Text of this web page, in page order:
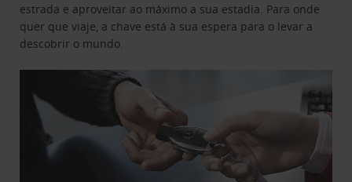
estrada e aproveitar ao máximo a sua estadia. Para onde
quer que viaje, a chave está à sua espera para o levar a
descobrir o mundo.